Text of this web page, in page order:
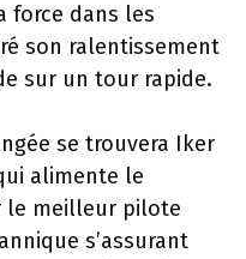
force dans les
son ralentissement
sur un tour rapide.
se trouvera Iker
alimente le
le meilleur pilote
s’assurant